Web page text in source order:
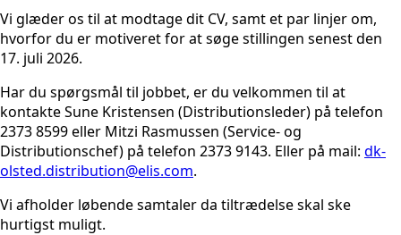
Vi glæder os til at modtage dit CV, samt et par linjer om,
hvorfor du er motiveret for at søge stillingen senest den
17. juli 2026.
Har du spørgsmål til jobbet, er du velkommen til at
kontakte Sune Kristensen (Distributionsleder) på telefon
2373 8599 eller Mitzi Rasmussen (Service- og
Distributionschef) på telefon 2373 9143. Eller på mail: dk-
olsted.distribution@elis.com.
Vi afholder løbende samtaler da tiltrædelse skal ske
hurtigst muligt.